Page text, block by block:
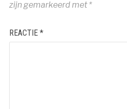
zijn gemarkeerd met *
REACTIE *